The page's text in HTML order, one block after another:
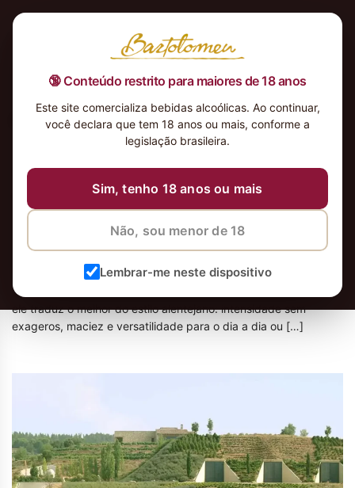
🔞 Conteúdo restrito para maiores de 18 anos
Este site comercializa bebidas alcoólicas. Ao continuar,
você declara que tem 18 anos ou mais, conforme a
legislação brasileira.
Sim, tenho 18 anos ou mais
Não, sou menor de 18
Lembrar-me neste dispositivo
Blog
Atlântico Alentejo 2020: o tinto português “fácil de amar”
que parece caro (mas não é)
12 DE DEZEMBRO DE 2025
Atlântico Alentejo 2020: o vinho tinto português que conquista
2020 é um daqueles rótulos que entregam mais do que
prometem. Frutado, equilibrado e extremamente fácil de beber,
ele traduz o melhor do estilo alentejano: intensidade sem
exageros, maciez e versatilidade para o dia a dia ou […]